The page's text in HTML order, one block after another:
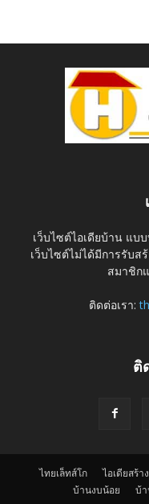
เว็บไซต์ไอเดียบ้าน แ
เว็บไซต์ไม่ได้มีการรับส
สมาชิก
ติดต่อเรา:
ติ
ไทยเล็ทส์โก ไอเดียสร้า
บ้านงบน้อย
บ้